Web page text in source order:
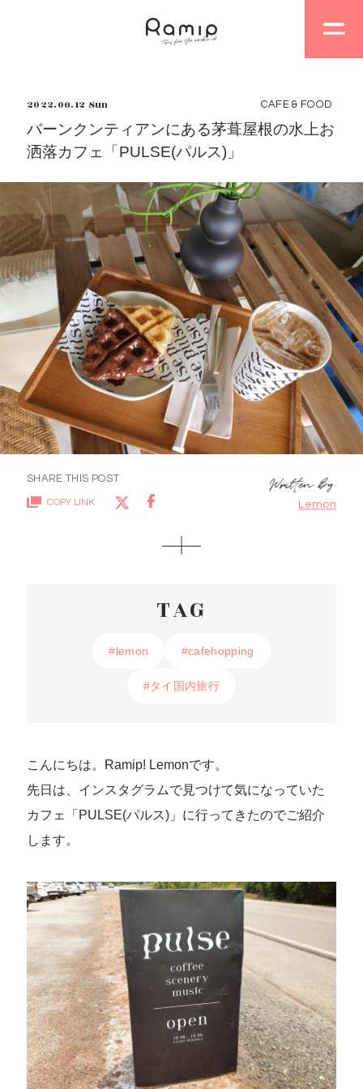
バーンクンティアンにある茅葺屋根の水上お
洒落カフェ「PULSE(パルス)」
2022.06.12 Sun CAFE & FOOD
SHARE THIS POST
COPY LINK Lemon
TAG
#lemon
#lemon #cafehopping
#cafehopping
#タイ国内旅行
#タイ国内旅行
こんにちは。Ramip! Lemonです。
先日は、インスタグラムで見つけて気になっていた
カフェ「PULSE(パルス)」に行ってきたのでご紹介
します。